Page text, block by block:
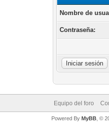
Nombre de
Contraseña:
Equipo del foro
Powered By MyBB, ©